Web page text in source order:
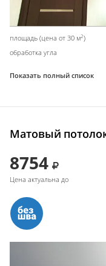
площадь (цена от 30 м2)
обработка угла
Показать полный список
Матовый
8754
Цена актуальна до